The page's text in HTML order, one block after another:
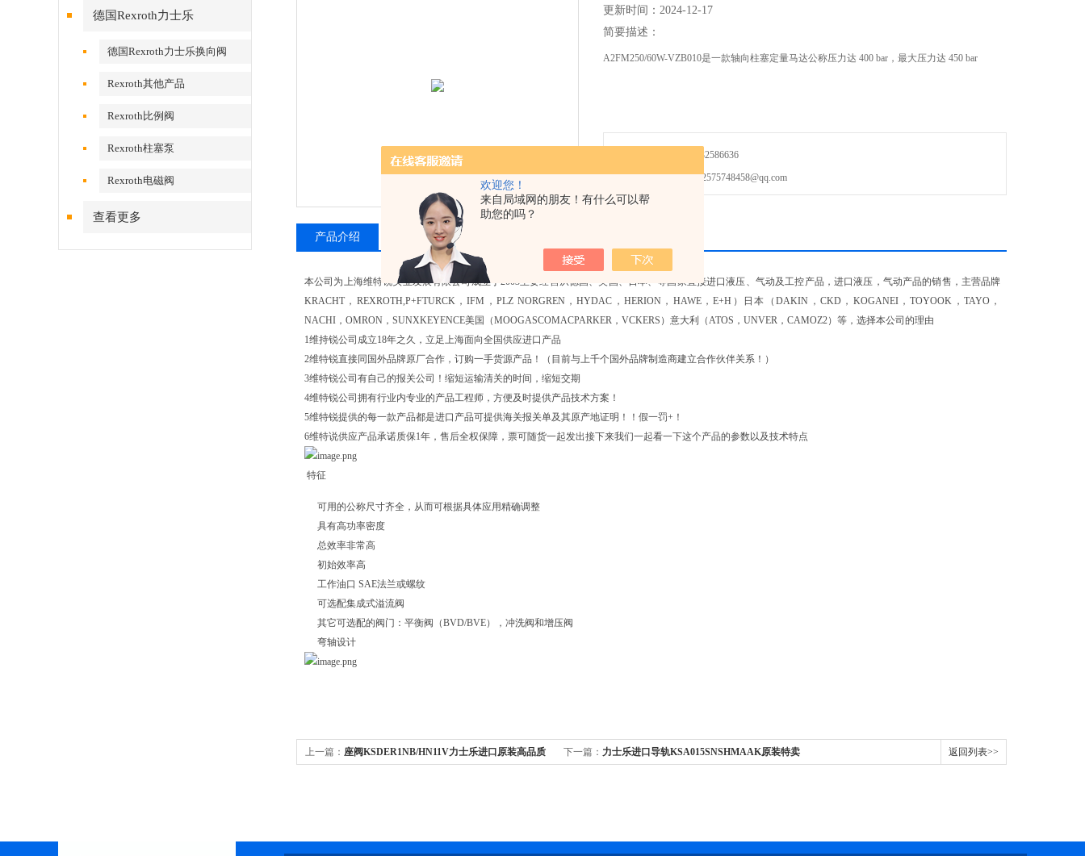
欢迎您！
来自局域网的朋友！有什么可以帮
助您的吗？
德国Rexroth力士乐
德国Rexroth力士乐换向阀
Rexroth其他产品
Rexroth比例阀
Rexroth柱塞泵
Rexroth电磁阀
查看更多
更新时间：2024-12-17
简要描述：
A2FM250/60W-VZB010是一款轴向柱塞定量马达公称压力达 400 bar，最大压力达 450 bar
免费咨询：021-32586636
发邮件给我们：2575748458@qq.com
产品介绍 相关产品
本公司为上海维特锐实业发展有限公司成立于2003主要经营从德国、美国、日本、等国家直接进口液压、气动及工控产品，进口液压，气动产品的销售，主营品牌
KRACHT，REXROTH,P+FTURCK，IFM，PLZ NORGREN，HYDAC，HERION，HAWE，E+H）日本（DAKIN，CKD，KOGANEI，TOYOOK，TAYO，
NACHI，OMRON，SUNXKEYENCE美国（MOOGASCOMACPARKER，VCKERS）意大利（ATOS，UNVER，CAMOZ2）等，选择本公司的理由
1维持锐公司成立18年之久，立足上海面向全国供应进口产品
2维特锐直接同国外品牌原厂合作，订购一手货源产品！（目前与上千个国外品牌制造商建立合作伙伴关系！）
3维特锐公司有自己的报关公司！缩短运输清关的时间，缩短交期
4维特锐公司拥有行业内专业的产品工程师，方便及时提供产品技术方案！
5维特锐提供的每一款产品都是进口产品可提供海关报关单及其原产地证明！！假一罚+！
6维特说供应产品承诺质保1年，售后全权保障，票可随货一起发出接下来我们一起看一下这个产品的参数以及技术特点
特征
可用的公称尺寸齐全，从而可根据具体应用精确调整
具有高功率密度
总效率非常高
初始效率高
工作油口 SAE法兰或螺纹
可选配集成式溢流阀
其它可选配的阀门：平衡阀（BVD/BVE），冲洗阀和增压阀
弯轴设计
上一篇： 座阀KSDER1NB/HN11V力士乐进口原装高品质 下一篇： 力士乐进口导轨KSA015SNSHMAAK原装特卖 返回列表>>